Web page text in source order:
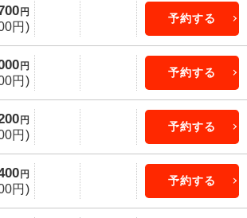
円
円)
予約する
円
円)
予約する
円
円)
予約する
円
円)
予約する